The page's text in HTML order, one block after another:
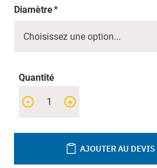
Diamètre
Quantité
+
-
AJOUTER AU DEVIS